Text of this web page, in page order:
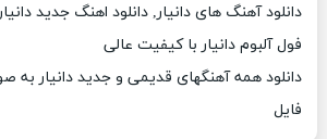
دانلود آهنگ های دانیار, دانلود اهنگ جدید
فول آلبوم دانیار با کیفیت عالی
دانلود همه آهنگهای قدیمی و جدید دانیار
فایل